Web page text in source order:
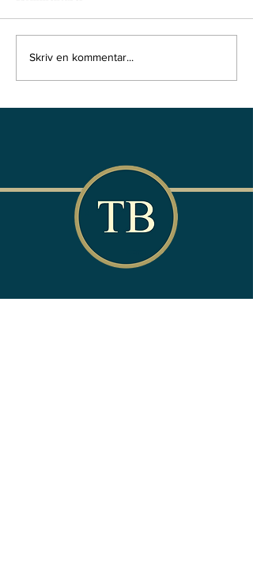
Ekonomiskt skydd efter
Placering?
Skriv en kommentar...